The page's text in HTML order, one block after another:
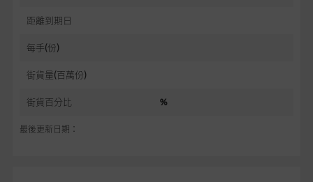
距離到期日
每手(份)
街貨量(百萬份)
街貨百分比 %
最後更新日期：